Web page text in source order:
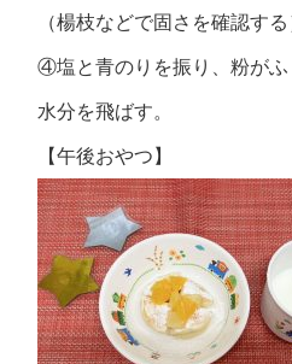
（楊枝などで固さを確認する
④塩と青のりを振り、粉がふ
水分を飛ばす。
【午後おやつ】